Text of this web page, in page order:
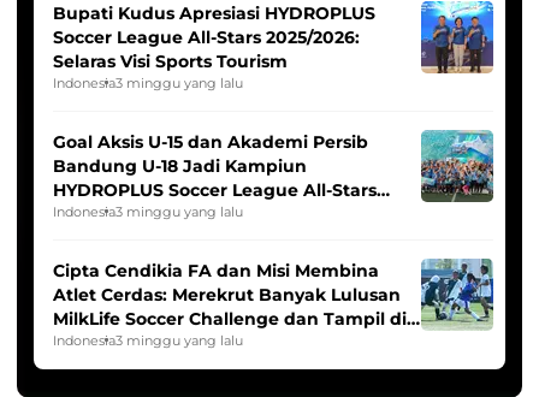
Bupati Kudus Apresiasi HYDROPLUS
Soccer League All-Stars 2025/2026:
Selaras Visi Sports Tourism
Indonesia3 minggu yang lalu
Goal Aksis U-15 dan Akademi Persib
Bandung U-18 Jadi Kampiun
HYDROPLUS Soccer League All-Stars
2025/2026
Indonesia3 minggu yang lalu
Cipta Cendikia FA dan Misi Membina
Atlet Cerdas: Merekrut Banyak Lulusan
MilkLife Soccer Challenge dan Tampil di
HYDROPLUS Soccer League
Indonesia3 minggu yang lalu